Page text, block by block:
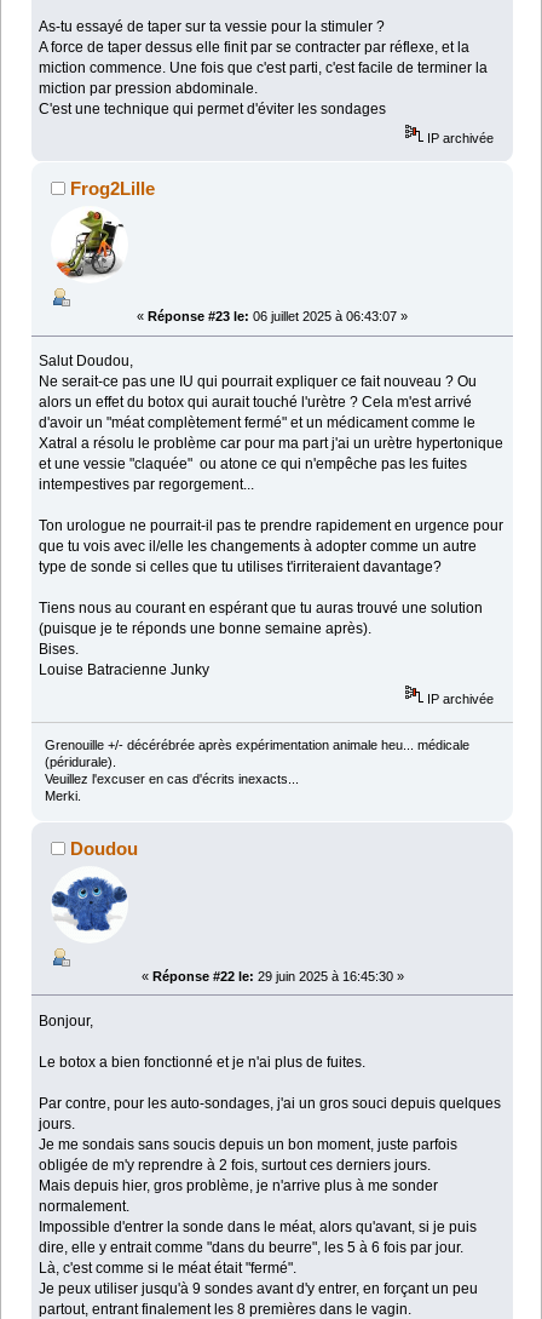
As-tu essayé de taper sur ta vessie pour la stimuler ?
A force de taper dessus elle finit par se contracter par réflexe, et la
miction commence. Une fois que c'est parti, c'est facile de terminer la
miction par pression abdominale.
C'est une technique qui permet d'éviter les sondages
IP archivée
Frog2Lille
« Réponse #23 le: 06 juillet 2025 à 06:43:07 »
Salut Doudou,
Ne serait-ce pas une IU qui pourrait expliquer ce fait nouveau ? Ou
alors un effet du botox qui aurait touché l'urètre ? Cela m'est arrivé
d'avoir un "méat complètement fermé" et un médicament comme le
Xatral a résolu le problème car pour ma part j'ai un urètre hypertonique
et une vessie "claquée" ou atone ce qui n'empêche pas les fuites
intempestives par regorgement...
Ton urologue ne pourrait-il pas te prendre rapidement en urgence pour
que tu vois avec il/elle les changements à adopter comme un autre
type de sonde si celles que tu utilises t'irriteraient davantage?
Tiens nous au courant en espérant que tu auras trouvé une solution
(puisque je te réponds une bonne semaine après).
Bises.
Louise Batracienne Junky
IP archivée
Grenouille +/- décérébrée après expérimentation animale heu... médicale
(péridurale).
Veuillez l'excuser en cas d'écrits inexacts...
Merki.
Doudou
« Réponse #22 le: 29 juin 2025 à 16:45:30 »
Bonjour,
Le botox a bien fonctionné et je n'ai plus de fuites.
Par contre, pour les auto-sondages, j'ai un gros souci depuis quelques
jours.
Je me sondais sans soucis depuis un bon moment, juste parfois
obligée de m'y reprendre à 2 fois, surtout ces derniers jours.
Mais depuis hier, gros problème, je n'arrive plus à me sonder
normalement.
Impossible d'entrer la sonde dans le méat, alors qu'avant, si je puis
dire, elle y entrait comme "dans du beurre", les 5 à 6 fois par jour.
Là, c'est comme si le méat était "fermé".
Je peux utiliser jusqu'à 9 sondes avant d'y entrer, en forçant un peu
partout, entrant finalement les 8 premières dans le vagin.